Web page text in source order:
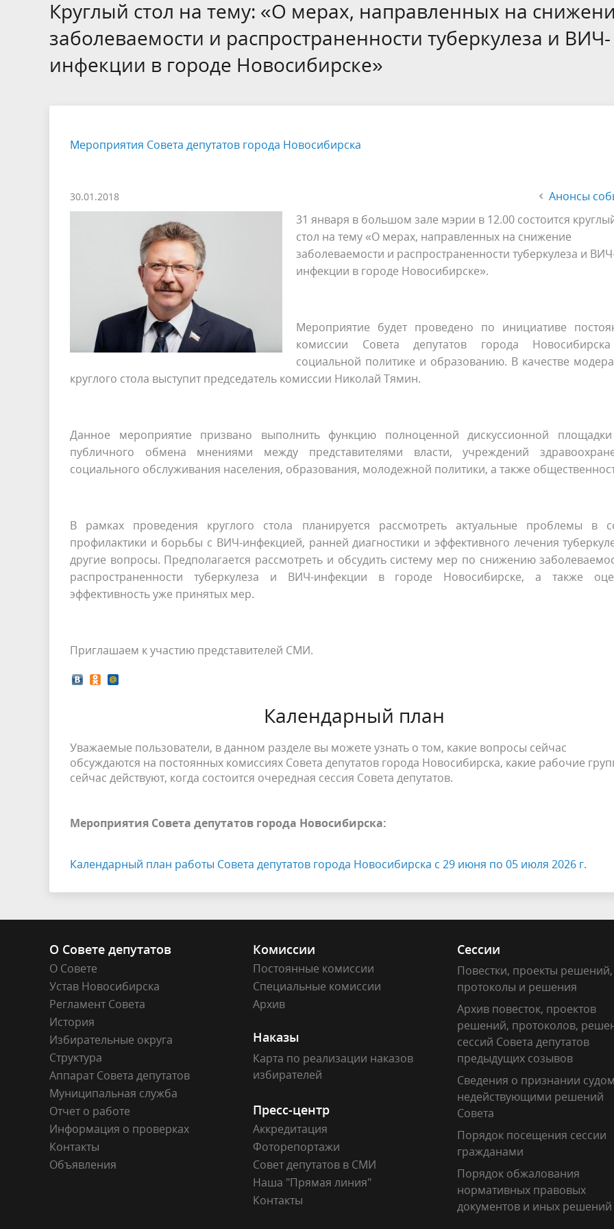
Избирательные округа
Структура
Отчет о работе
депутатов предыдущих созывов
правовых документов и иных
Комиссия по вопросам
муниципальной службы
Обратная связь для сообщений о
фактах коррупции
Сведения об использовании
Круглый стол на тему: «О мерах, направленных на
заболеваемости и распространенности туберкулеза и ВИЧ-
инфекции в городе Новосибирске»
Мероприятия Совета депутатов города Новосибирска
30.01.2018
Анонсы
31 января в большом зале мэрии в 12.00 состоится
стол на тему «О мерах, направленных на снижение
заболеваемости и распространенности туберкулеза и
инфекции в городе Новосибирске».
Мероприятие будет проведено по инициативе
комиссии Совета депутатов города
социальной политике и образованию. В качестве
круглого стола выступит председатель комиссии Николай Тямин.
Данное мероприятие призвано выполнить функцию полноценной дискуссионной
публичного обмена мнениями между представителями власти, учреждений
социального обслуживания населения, образования, молодежной политики, а также
В рамках проведения круглого стола планируется рассмотреть актуальные проблемы в
профилактики и борьбы с ВИЧ-инфекцией, ранней диагностики и эффективного лечения
другие вопросы. Предполагается рассмотреть и обсудить систему мер по снижению
распространенности туберкулеза и ВИЧ-инфекции в городе Новосибирске, а также
эффективность уже принятых мер.
Приглашаем к участию представителей СМИ.
Календарный план
Уважаемые пользователи, в данном разделе вы можете узнать о том, какие вопросы сейчас
обсуждаются на постоянных комиссиях Совета депутатов города Новосибирска, какие рабочие
сейчас действуют, когда состоится очередная сессия Совета депутатов.
Мероприятия Совета депутатов города Новосибирска:
Календарный план работы Совета депутатов города Новосибирска с 29 июня по 05 июля 2026 г.
О Совете депутатов
О Совете
Устав Новосибирска
Регламент Совета
История
Избирательные округа
Структура
Аппарат Совета депутатов
Муниципальная служба
Отчет о работе
Информация о проверках
Контакты
Объявления
Комиссии
Постоянные комиссии
Специальные комиссии
Архив
Сессии
Повестки, проекты решений,
протоколы и решения
Архив повесток, проектов
решений, протоколов,
сессий Совета депутатов
предыдущих созывов
Сведения о признании
недействующими решений
Совета
Порядок посещения сессии
гражданами
Порядок обжалования
нормативных правовых
документов и иных решений
Наказы
Карта по реализации наказов
избирателей
Пресс-центр
Аккредитация
Фоторепортажи
Совет депутатов в СМИ
Наша "Прямая линия"
Контакты